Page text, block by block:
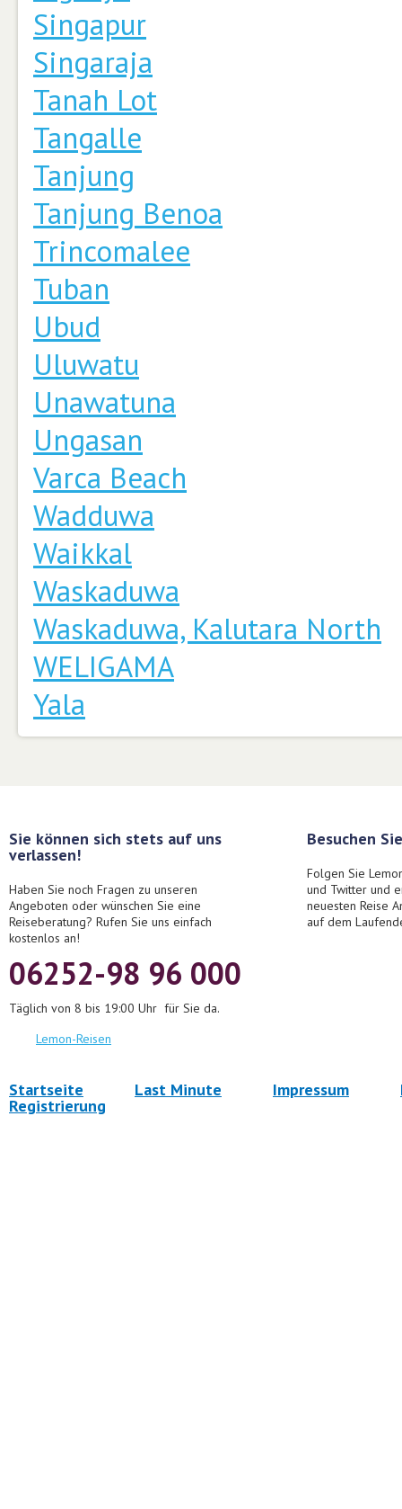
Singapur
Singaraja
Tanah Lot
Tangalle
Tanjung
Tanjung Benoa
Trincomalee
Tuban
Ubud
Uluwatu
Unawatuna
Ungasan
Varca Beach
Wadduwa
Waikkal
Waskaduwa
Waskaduwa, Kalutara North
WELIGAMA
Yala
Sie können sich stets auf uns
verlassen!
Haben Sie noch Fragen zu unseren
Angeboten oder wünschen Sie eine
Reiseberatung? Rufen Sie uns einfach
kostenlos an!
06252-98 96 000
Täglich von 8 bis 19:00 Uhr für Sie da.
Lemon-Reisen
Besuchen
Folgen Sie
und Twitter und
neuesten Reise
auf dem
Startseite Last Minute Impressum
Registrierung